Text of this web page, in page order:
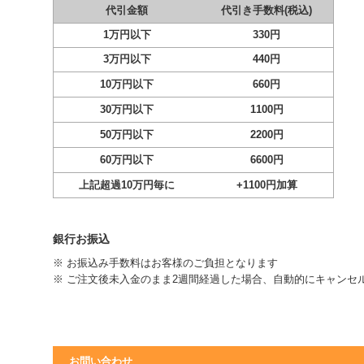
代引金額 代引き手数料(税込)
1万円以下 330円
3万円以下 440円
10万円以下 660円
30万円以下 1100円
50万円以下 2200円
60万円以下 6600円
上記超過10万円毎に +1100円加算
銀行お振込
※ お振込み手数料はお客様のご負担となります
※ ご注文後未入金のまま2週間経過した場合、自動的にキャンセ
お問い合わせ